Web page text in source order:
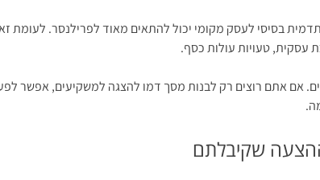
בסיסי לעסק מקומי יכול להתאים מאוד לפרילנסר. לעומת
עסקית, טעויות עולות כסף.
אם אתם רוצים רק לבנות מסך דמו להצגה למשקיעים, אפשר
שקיבלתם